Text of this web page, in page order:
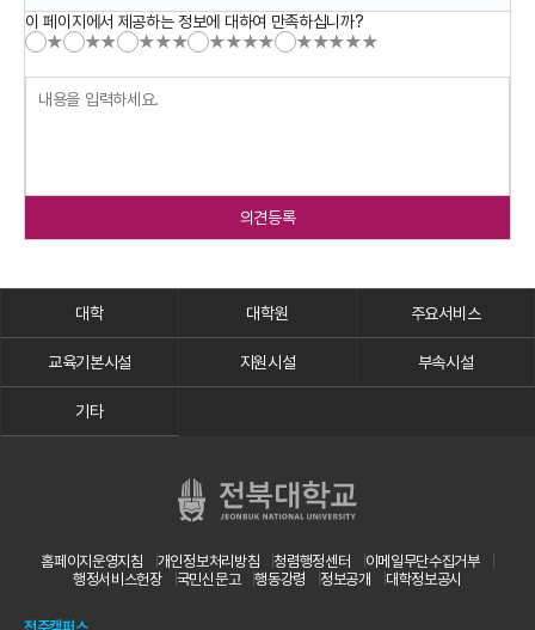
이 페이지에서 제공하는 정보에 대하여 만족하십니까?
★
★★ ★★★ ★★★★ ★★★★★
의견등록
대학 대학원 주요서비스
교육기본시설 지원시설 부속시설
기타
홈페이지운영지침 개인정보처리방침 청렴행정센터
이메일무단수집거부
행정서비스헌장
국민신문고 행동강령 정보공개 대학정보공시